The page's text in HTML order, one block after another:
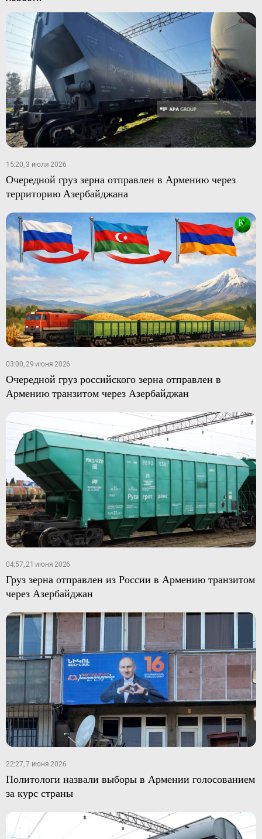
15:20, 3 июля 2026
Очередной груз зерна отправлен в Армению через
территорию Азербайджана
03:00, 29 июня 2026
Очередной груз российского зерна отправлен в
Армению транзитом через Азербайджан
04:57, 21 июня 2026
Груз зерна отправлен из России в Армению транзитом
через Азербайджан
22:27, 7 июня 2026
Политологи назвали выборы в Армении голосованием
за курс страны